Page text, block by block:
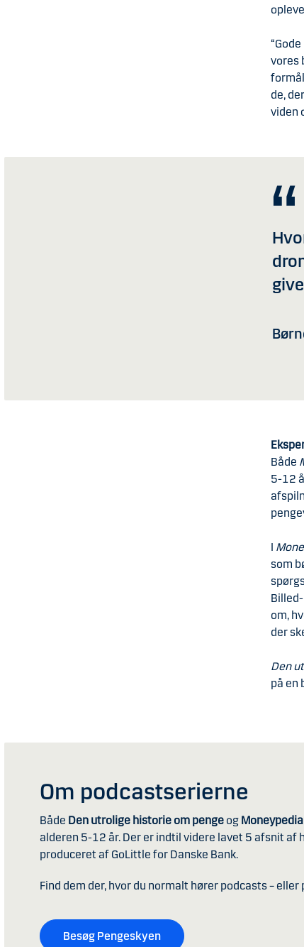
vores
de,
viden
Både
5-12
I
som
om,
der
Den
på en
Om podcastserierne
Både Den utrolige historie om penge og Moneypedia
alderen 5-12 år. Der er indtil videre lavet 5 afsnit af
produceret af GoLittle for Danske Bank.
Find dem der, hvor du normalt hører podcasts – eller
Besøg Pengeskyen